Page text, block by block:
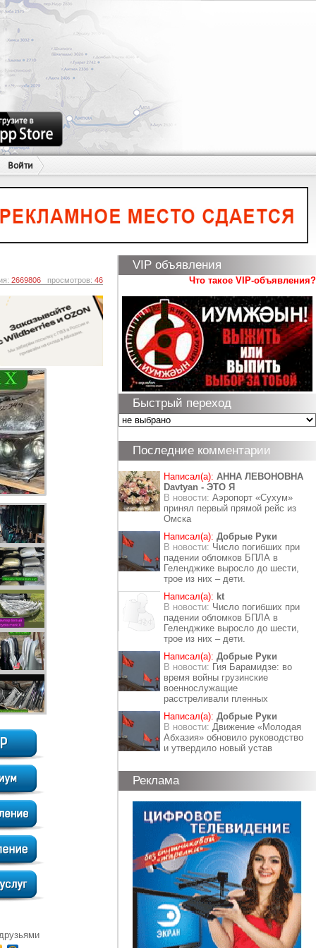
Войти
2669806 просмотров: 46
VIP объявления
Что такое VIP-объявления?
Быстрый переход
Последние комментарии
Написал(а): АННА ЛЕВОНОВНА
Davtyan - ЭТО Я
В новости: Аэропорт «Сухум»
принял первый прямой рейс из
Омска
Написал(а): Добрые Руки
В новости: Число погибших при
падении обломков БПЛА в
Геленджике выросло до шести,
трое из них – дети.
Написал(а): kt
В новости: Число погибших при
падении обломков БПЛА в
Геленджике выросло до шести,
трое из них – дети.
Написал(а): Добрые Руки
В новости: Гия Барамидзе: во
время войны грузинские
военнослужащие
расстреливали пленных
Написал(а): Добрые Руки
В новости: Движение «Молодая
Абхазия» обновило руководство
и утвердило новый устав
Реклама